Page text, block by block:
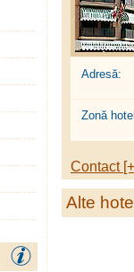
Adresă:
Zonă
Contact
Alte